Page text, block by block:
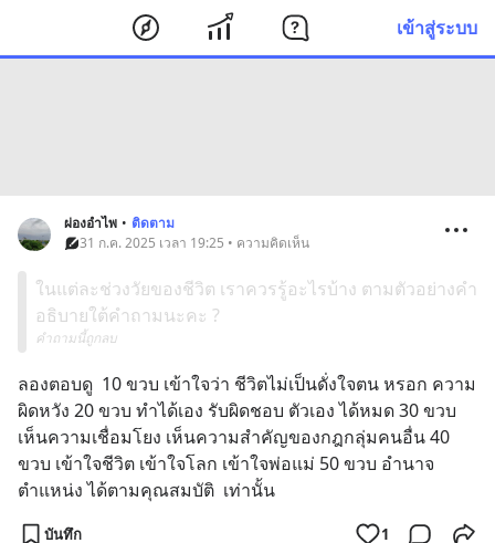
เข้าสู่ระบบ
ผ่องอำไพ • ติดตาม
31 ก.ค. 2025 เวลา 19:25 • ความคิดเห็น
ในแต่ละช่วงวัยของชีวิต เราควรรู้อะไรบ้าง ตามตัวอย่างคำ
อธิบายใต้คำถามนะคะ ?
คำถามนี้ถูกลบ
ลองตอบดู  10 ขวบ เข้าใจว่า ชีวิตไม่เป็นดั่งใจตน หรอก ความ
ผิดหวัง 20 ขวบ ทำได้เอง รับผิดชอบ ตัวเอง ได้หมด 30 ขวบ
เห็นความเชื่อมโยง เห็นความสำคัญของกฎกลุ่มคนอื่น 40
ขวบ เข้าใจชีวิต เข้าใจโลก เข้าใจพ่อแม่ 50 ขวบ อำนาจ
ตำแหน่ง ได้ตามคุณสมบัติ  เท่านั้น
บันทึก 1